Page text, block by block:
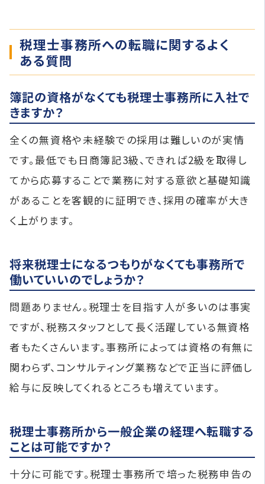
税理士事務所への転職に関するよく
ある質問
簿記の資格がなくても税理士事務所に入社で
きますか？
全くの無資格や未経験での採用は難しいのが実情
です。最低でも日商簿記3級、できれば2級を取得し
てから応募することで業務に対する意欲と基礎知識
があることを客観的に証明でき、採用の確率が大き
く上がります。
将来税理士になるつもりがなくても事務所で
働いていいのでしょうか？
問題ありません。税理士を目指す人が多いのは事実
ですが、税務スタッフとして長く活躍している無資格
者もたくさんいます。事務所によっては資格の有無に
関わらず、コンサルティング業務などで正当に評価し
給与に反映してくれるところも増えています。
税理士事務所から一般企業の経理へ転職する
ことは可能ですか？
十分に可能です。税理士事務所で培った税務申告の